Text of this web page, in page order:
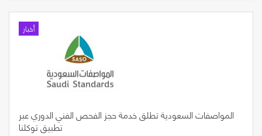
أخبار
المواصفات السعودية تطلق خدمة حجز الفحص الفني الدوري عبر
تطبيق توكلنا